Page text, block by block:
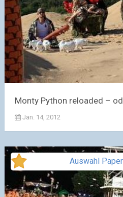
Monty Python reloaded –
Jan. 14, 2012
Auswahl